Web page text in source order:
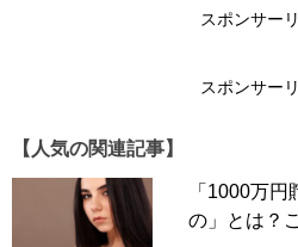
なるだけでそれなりに喜びます
きっと、予約した居酒屋のコー
じるでしょう。35歳なら、デー
走になっても、テンションは上
スポンサー
スポンサー
【人気の関連記事】
「1000万
の」とは？